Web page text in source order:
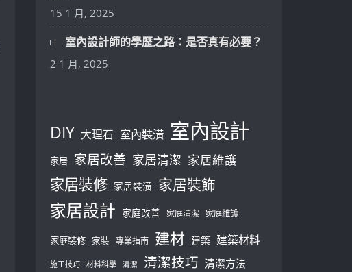
15 1 月, 2025
室內設計師的學歷之路：是否真有必要？
2 1 月, 2025
DIY 大理石 室內裝潢 室內設計
家居 家居改善 家居清潔 家居維護
家居裝修 家居裝潢 家居裝飾
家居設計 家庭改善 家庭清潔 家庭維護
家庭裝修 家裝 專業指南 建材 建築 建築材料
施工技巧 材料科學 清潔 清潔技巧 清潔方法